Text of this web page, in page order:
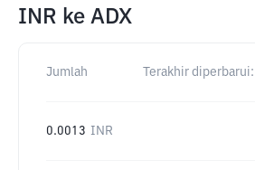
INR ke ADX
Jumlah Terakhir diperbarui:
0.0013 INR